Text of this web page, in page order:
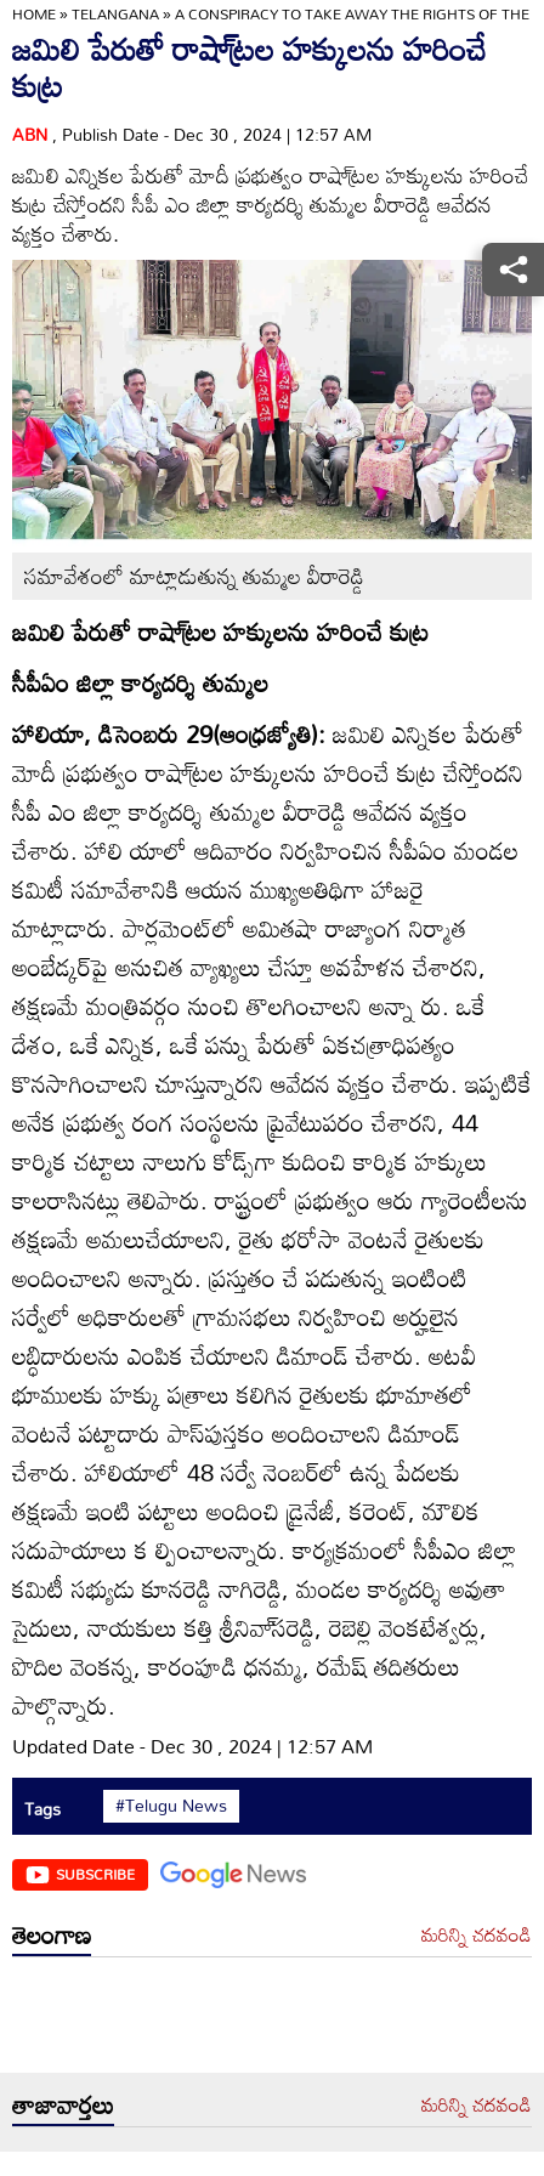
HOME»TELANGANA»A CONSPIRACY TO TAKE AWAY THE RIGHTS OF THE
జమిలి పేరుతో రాషా్ట్రల హక్కులను హరించే
కుట్ర
ABN, Publish Date - Dec 30 , 2024 | 12:57 AM
జమిలి ఎన్నికల పేరుతో మోదీ ప్రభుత్వం రాషా్ట్రల హక్కులను హరించే
కుట్ర చేస్తోందని సీపీ ఎం జిల్లా కార్యదర్శి తుమ్మల వీరారెడ్డి ఆవేదన
వ్యక్తం చేశారు.
సమావేశంలో మాట్లాడుతున్న తుమ్మల వీరారెడ్డి
జమిలి పేరుతో రాషా్ట్రల హక్కులను హరించే కుట్ర
సీపీఏం జిల్లా కార్యదర్శి తుమ్మల
హాలియా, డిసెంబరు 29(ఆంధ్రజ్యోతి):జమిలి ఎన్నికల పేరుతో
మోదీ ప్రభుత్వం రాషా్ట్రల హక్కులను హరించే కుట్ర చేస్తోందని
సీపీ ఎం జిల్లా కార్యదర్శి తుమ్మల వీరారెడ్డి ఆవేదన వ్యక్తం
చేశారు. హాలి యాలో ఆదివారం నిర్వహించిన సీపీఏం మండల
కమిటీ సమావేశానికి ఆయన ముఖ్యఅతిథిగా హాజరై
మాట్లాడారు. పార్లమెంట్‌లో అమితషా రాజ్యాంగ నిర్మాత
అంబేడ్కర్‌పై అనుచిత వ్యాఖ్యలు చేస్తూ అవహేళన చేశారని,
తక్షణమే మంత్రివర్గం నుంచి తొలగించాలని అన్నా రు. ఒకే
దేశం, ఒకే ఎన్నిక, ఒకే పన్ను పేరుతో ఏకచత్రాధిపత్యం
కొనసాగించాలని చూస్తున్నారని ఆవేదన వ్యక్తం చేశారు. ఇప్పటికే
అనేక ప్రభుత్వ రంగ సంస్థలను ప్రైవేటుపరం చేశారని, 44
కార్మిక చట్టాలు నాలుగు కోడ్స్‌గా కుదించి కార్మిక హక్కులు
కాలరాసినట్లు తెలిపారు. రాష్ట్రంలో ప్రభుత్వం ఆరు గ్యారెంటీలను
తక్షణమే అమలుచేయాలని, రైతు భరోసా వెంటనే రైతులకు
అందించాలని అన్నారు. ప్రస్తుతం చే పడుతున్న ఇంటింటి
సర్వేలో అధికారులతో గ్రామసభలు నిర్వహించి అర్హులైన
లబ్ధిదారులను ఎంపిక చేయాలని డిమాండ్‌ చేశారు. అటవీ
భూములకు హక్కు పత్రాలు కలిగిన రైతులకు భూమాతలో
వెంటనే పట్టాదారు పాస్‌పుస్తకం అందించాలని డిమాండ్‌
చేశారు. హాలియాలో 48 సర్వే నెంబర్‌లో ఉన్న పేదలకు
తక్షణమే ఇంటి పట్టాలు అందించి డ్రైనేజీ, కరెంట్‌, మౌలిక
సదుపాయాలు క ల్పించాలన్నారు. కార్యక్రమంలో సీపీఎం జిల్లా
కమిటీ సభ్యుడు కూనరెడ్డి నాగిరెడ్డి, మండల కార్యదర్శి అవుతా
సైదులు, నాయకులు కత్తి శ్రీనివా్‌సరెడ్డి, రెబెల్లి వెంకటేశ్వర్లు,
పొదిల వెంకన్న, కారంపూడి ధనమ్మ, రమేష్‌ తదితరులు
పాల్గొన్నారు.
Updated Date - Dec 30 , 2024 | 12:57 AM
Tags #Telugu News
SUBSCRIBE
తెలంగాణ మరిన్ని చదవండి
తాజావార్తలు మరిన్ని చదవండి